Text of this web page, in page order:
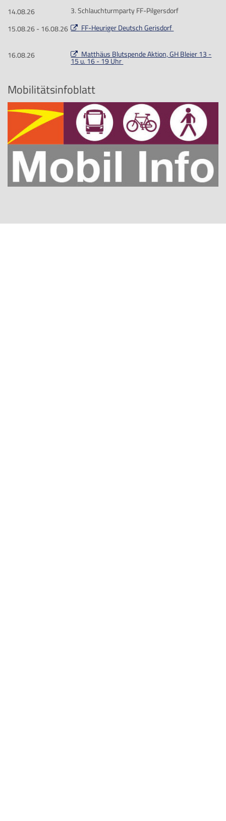
14.08.26
3. Schlauchturmparty FF-Pilgersdorf
15.08.26 - 16.08.26
FF-Heuriger Deutsch Gerisdorf
16.08.26 Matthäus Blutspende Aktion, GH Bleier 13 -
15 u. 16 - 19 Uhr
Mobilitätsinfoblatt